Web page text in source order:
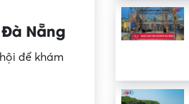
Nẵng
để khám